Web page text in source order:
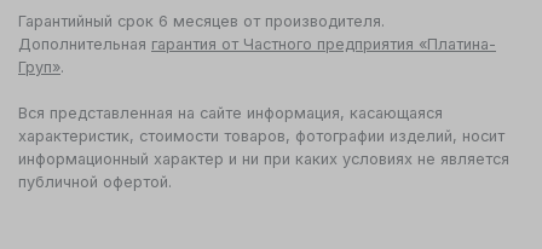
Гарантийный срок 6 месяцев от производителя.
Дополнительная гарантия от Частного предприятия «Платина-
Груп».
Вся представленная на сайте информация, касающаяся
характеристик, стоимости товаров, фотографии изделий, носит
информационный характер и ни при каких условиях не является
публичной офертой.